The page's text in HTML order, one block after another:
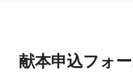
献本申込フォ